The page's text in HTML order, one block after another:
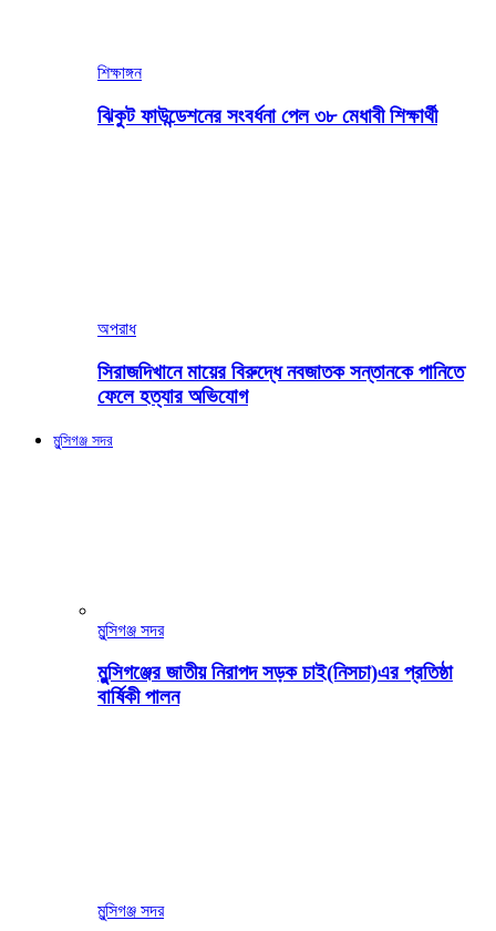
শিক্ষাঙ্গন
ঝিকুট ফাউন্ডেশনের সংবর্ধনা পেল ৩৮ মেধাবী শিক্ষার্থী
অপরাধ
সিরাজদিখানে মায়ের বিরুদ্ধে নবজাতক সন্তানকে পানিতে
ফেলে হত্যার অভিযোগ
মুন্সিগঞ্জ সদর
মুন্সিগঞ্জ সদর
মুন্সিগঞ্জের জাতীয় নিরাপদ সড়ক চাই(নিসচা)এর প্রতিষ্ঠা
বার্ষিকী পালন
মুন্সিগঞ্জ সদর